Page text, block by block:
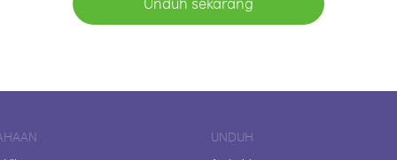
UNDUH